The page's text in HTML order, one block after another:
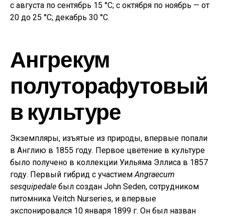
с августа по сентябрь 15 °C; с октября по ноябрь — от
20 до 25 °C; декабрь 30 °C.
Ангрекум
полуторафутовый
в культуре
Экземпляры, изъятые из природы, впервые попали
в Англию в 1855 году. Первое цветение в культуре
было получено в коллекции Уильяма Эллиса в 1857
году. Первый гибрид с участиемAngraecum
sesquipedale был создан John Seden, сотрудником
питомника Veitch Nurseries, и впервые
экспонировался 10 января 1899 г. Он был назван